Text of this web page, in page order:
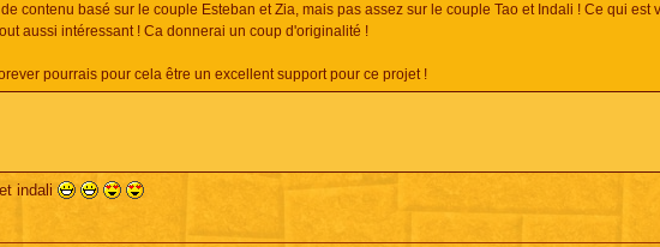
contenu basé sur le couple Esteban et Zia, mais pas assez sur le couple Tao et Indali ! Ce qui est
aussi intéressant ! Ca donnerai un coup d'originalité !
pourrais pour cela être un excellent support pour ce projet !
indali